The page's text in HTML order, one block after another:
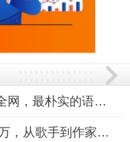
大爷写《我的母亲》作文火爆全网，最朴实的语言，唤起人们对母爱
邓紫棋小说首日销售额破4000万，从歌手到作家的跨界奇迹